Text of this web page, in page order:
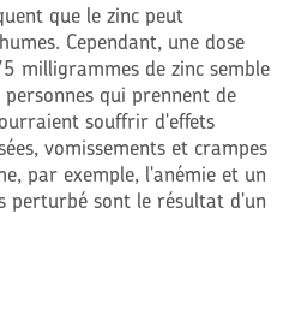
que le zinc peut
Cependant, une dose
milligrammes de zinc semble
qui prennent de
souffrir d'effets
vomissements et crampes
par exemple, l'anémie et un
perturbé sont le résultat d'un